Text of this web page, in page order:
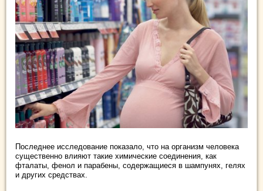
Последнее исследование показало, что на организм человека
существенно влияют такие химические соединения, как
фталаты, фенол и парабены, содержащиеся в шампунях, гелях
и других средствах.